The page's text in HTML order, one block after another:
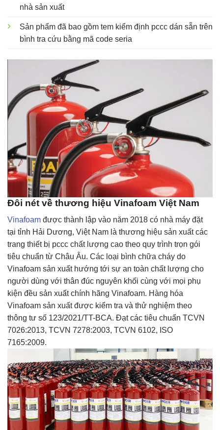
nhà sản xuất
Sản phẩm đã bao gồm tem kiểm định pccc dán sẵn trên
bình tra cứu bằng mã code seria
Đôi nét về thương hiệu Vinafoam Việt Nam
Vinafoam được thành lập vào năm 2018 có nhà máy đặt
tại tỉnh Hải Dương, Việt Nam là thương hiệu sản xuất các
trang thiết bị pccc chất lượng cao theo quy trình trọn gói
tiêu chuẩn từ Châu Âu. Các loại bình chữa cháy do
Vinafoam sản xuất hướng tới sự an toàn chất lượng cho
người dùng với thân đúc nguyên khối cùng với mọi phụ
kiện đều sản xuất chính hãng Vinafoam. Hàng hóa
Vinafoam sản xuất được kiểm tra và thử nghiệm theo
thông tư số 123/2021/TT-BCA. Đạt các tiêu chuẩn TCVN
7026:2013, TCVN 7278:2003, TCVN 6102, ISO
7165:2009.